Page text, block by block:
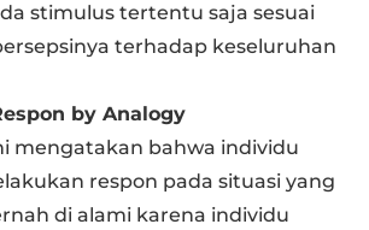
stimulus tertentu saja sesuai
terhadap keseluruhan
by Analogy
mengatakan bahwa individu
respon pada situasi yang
di alami karena individu